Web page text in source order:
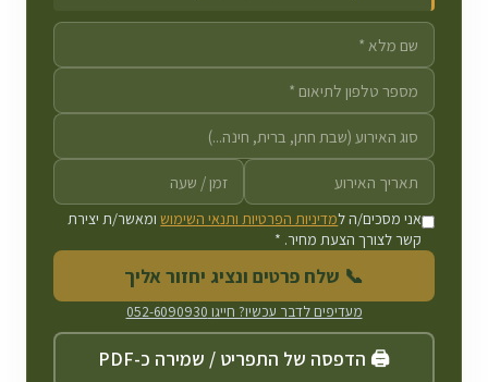
אני מסכים/ה למדיניות הפרטיות ותנאי השימושומאשר/ת יצירת
קשר לצורך הצעת מחיר. *
📞 שלח פרטים ונציג יחזור אליך
מעדיפים לדבר עכשיו? חייגו 052-6090930
🖨️ הדפסה של התפריט / שמירה כ-PDF